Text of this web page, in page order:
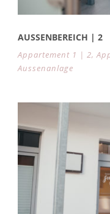
AUSSENBEREICH | 2
Appartement 1 | 2,
Aussenanlage